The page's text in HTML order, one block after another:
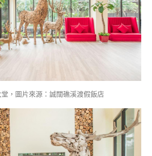
，圖片來源：誠闊礁溪渡假飯店